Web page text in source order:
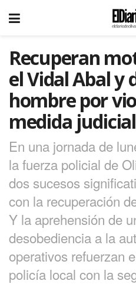
Recuperan
el Vidal Abal y
hombre por
medida judicial
En una jornada de
la fuerza policial de
dos sucesos
con la recuperación
Y la aprehensión de
desobediencia a la
operativos refuerzan
policía local con la